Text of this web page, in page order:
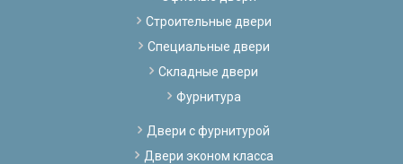
Строительные двери
Специальные двери
Складные двери
Фурнитура
Двери с фурнитурой
Двери эконом класса